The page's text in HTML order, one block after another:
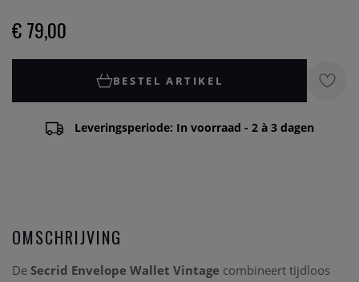
€ 79,00
BESTEL ARTIKEL
Leveringsperiode: In voorraad - 2 à 3 dagen
OMSCHRIJVING
De Secrid Envelope Wallet Vintage combineert tijdloos